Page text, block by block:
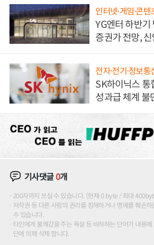
인터넷·게임·콘텐
YG엔터 하반
증권가 전망,
전자·전기·정보통
SK하이닉스
성과급 체계 불
기사댓글0개
200자까지 쓰실 수 있습니다. (현재 0 byte / 최대
저작권 등 다른 사람의 권리를 침해하거나 명예를 훼손
수 있습니다.
타인에게 불쾌감을 주는 욕설 등 비하하는 단어가 내용
단에 의해 삭제 합니다.